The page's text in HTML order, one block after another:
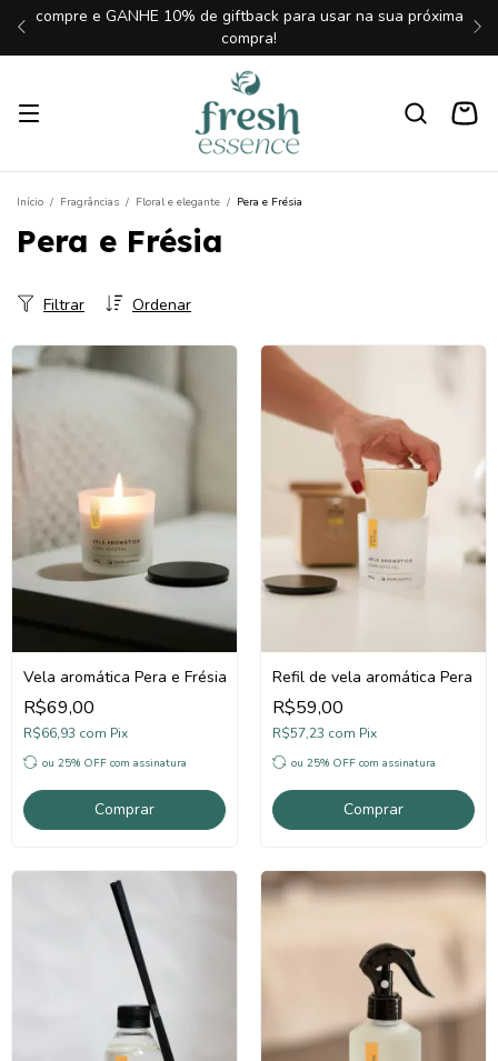
compre e GANHE 10% de giftback para usar na sua próxima
compra!
Início / Fragrâncias / Floral e elegante / Pera e Frésia
Pera e Frésia
Ordenar
Filtrar
Vela aromática Pera e Frésia
R$69,00
R$66,93 com Pix
ou 25% OFFcom assinatura
Comprar
Refil de vela aromática Pera e
R$59,00
R$57,23 com Pix
ou 25% OFFcom assinatura
Comprar